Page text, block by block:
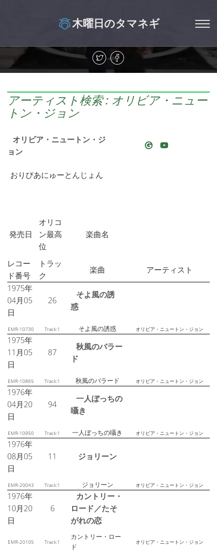
木曜日のタマネギ
アーティスト検索 : オリビア・ニュー
トン・ジョン
オリビア・ニュートン・ジ
ョン
おりびあにゅーとんじょん
発売日
オリコ
ン最高
位
楽曲名
レコー
ド番号
トラッ
ク
楽曲
アーティスト
1975年
04月05
日
26
そよ風の誘
惑
EMR-10730 Track:1 そよ風の誘惑 オリビア・ニュートン・ジョン
1975年
11月05
日
87
秋風のバラー
ド
EMR-10865 Track:1 秋風のバラード オリビア・ニュートン・ジョン
1976年
04月20
日
94
一人ぼっちの
囁き
EMR-10950 Track:1 一人ぼっちの囁き オリビア・ニュートン・ジョン
1976年
08月05
日
11 ジョリーン
EMR-20043 Track:1 ジョリーン オリビア・ニュートン・ジョン
1976年
10月20
日
6
カントリー・
ロード／たそ
がれの恋
EMR-20105 Track:1
カントリー・ロー
ド
オリビア・ニュートン・ジョン